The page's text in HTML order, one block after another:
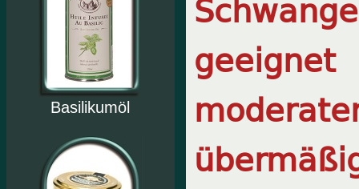
Basilikumöl